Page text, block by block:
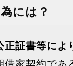
には？
正証書等によ
借家契約であ